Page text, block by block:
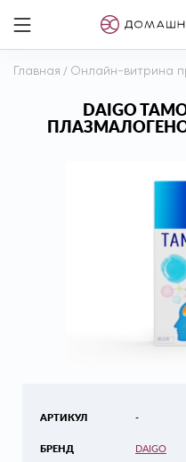
Главная / Онлайн-витрина
DAIGO
АРТИКУЛ
БРЕНД
-
DAIGO